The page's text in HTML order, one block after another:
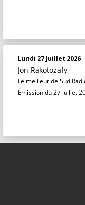
Lundi 27 Juillet 2026
Jon Rakotozafy
Le meilleur de Sud
Émission du 27 juillet